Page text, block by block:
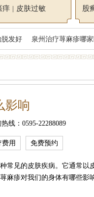
痒 | 皮肤过敏
股
脱发好 泉州治疗荨麻疹哪
影响
线：0595-22288089
费用 免费预约
见的皮肤疾病。它通常以皮
麻疹对我们的身体有哪些影